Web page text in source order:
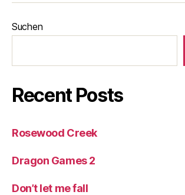
Suchen
Recent Posts
Rosewood Creek
Dragon Games 2
Don’t let me fall